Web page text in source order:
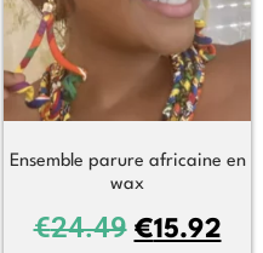
Ensemble parure africaine en
wax
€24.49 €15.92